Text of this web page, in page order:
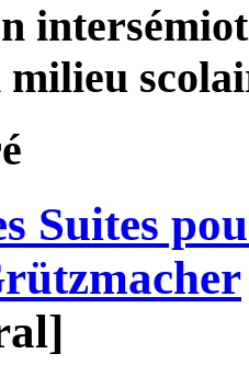
Suites